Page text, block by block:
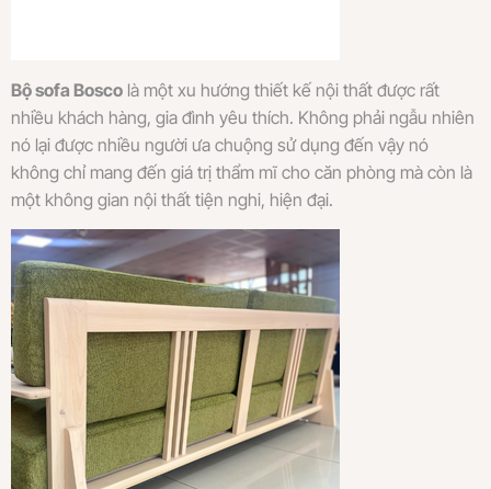
Bộ sofa Bosco là một xu hướng thiết kế nội thất được rất
nhiều khách hàng, gia đình yêu thích. Không phải ngẫu nhiên
nó lại được nhiều người ưa chuộng sử dụng đến vậy nó
không chỉ mang đến giá trị thẩm mĩ cho căn phòng mà còn là
một không gian nội thất tiện nghi, hiện đại.